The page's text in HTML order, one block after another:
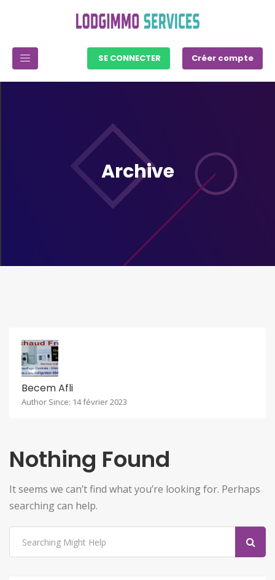
SE CONNECTER Créer compte
Archive
Becem Afli
Author Since: 14 février 2023
Nothing Found
It seems we can’t find what you’re looking for. Perhaps
searching can help.